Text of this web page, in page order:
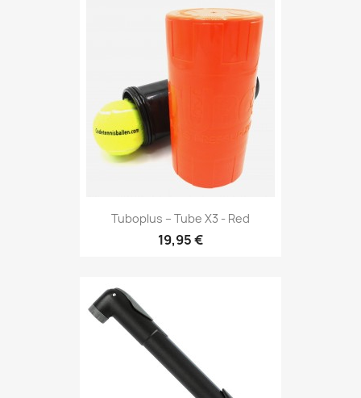
Tuboplus – Tube X3 - Red
19,95 €